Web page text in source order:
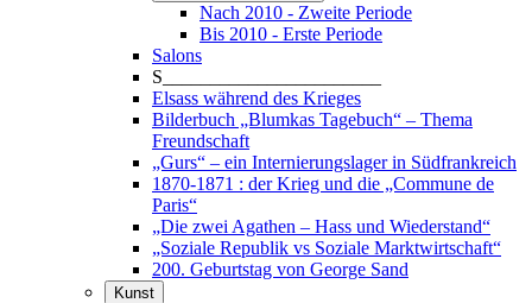
Nach 2010 - Zweite Periode
Bis 2010 - Erste Periode
Salons
S_______________________
Elsass während des Krieges
Bilderbuch „Blumkas Tagebuch“ – Thema
Freundschaft
„Gurs“ – ein Internierungslager in Südfrankreich
1870-1871 : der Krieg und die „Commune de
Paris“
„Die zwei Agathen – Hass und Wiederstand“
„Soziale Republik vs Soziale Marktwirtschaft“
200. Geburtstag von George Sand
Kunst